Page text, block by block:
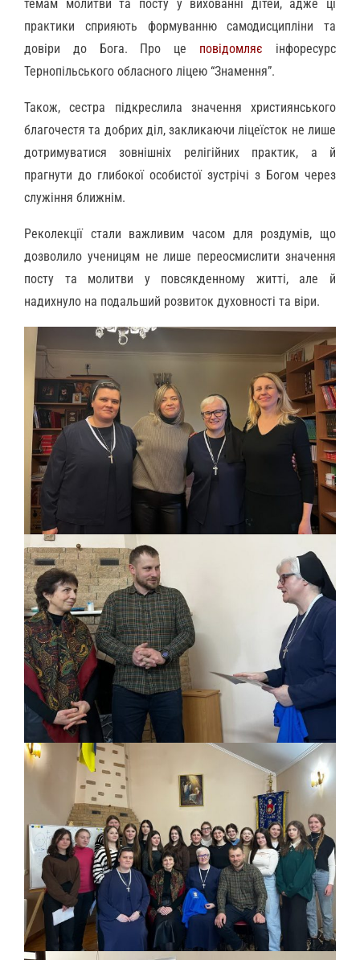
темам молитви та посту у вихованні дітей, адже ці
практики сприяють формуванню самодисципліни та
довіри до Бога. Про це повідомляє інфоресурс
Тернопільського обласного ліцею “Знамення”.
Також, сестра підкреслила значення християнського
благочестя та добрих діл, закликаючи ліцеїсток не лише
дотримуватися зовнішніх релігійних практик, а й
прагнути до глибокої особистої зустрічі з Богом через
служіння ближнім.
Реколекції стали важливим часом для роздумів, що
дозволило ученицям не лише переосмислити значення
посту та молитви у повсякденному житті, але й
надихнуло на подальший розвиток духовності та віри.